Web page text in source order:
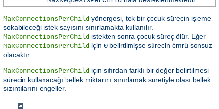
MaxConnectionsPerChild yönergesi, tek bir çocuk sürecin işleme
sokabileceği istek sayısını sınırlamakta kullanılır.
MaxConnectionsPerChild istekten sonra çocuk süreç ölür. Eğer
MaxConnectionsPerChild için 0 belirtilmişse sürecin ömrü sonsuz
olacaktır.
MaxConnectionsPerChild için sıfırdan farklı bir değer belirtilmesi
sürecin kullanacağı bellek miktarını sınırlamak suretiyle olası bellek
sızıntılarını engeller.